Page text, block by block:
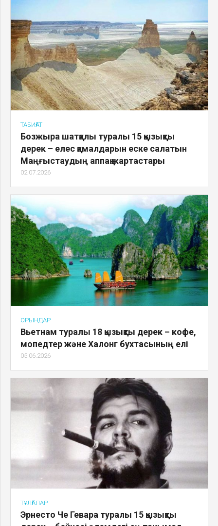
ТАБИҒАТ
Бозжыра шатқалы туралы 15 қызықты
дерек – елес қамалдарын еске салатын
Маңғыстаудың аппақ жартастары
02.07.2026
ОРЫНДАР
Вьетнам туралы 18 қызықты дерек – кофе,
мопедтер және Халонг бухтасының елі
05.06.2026
ТҰЛҒАЛАР
Эрнесто Че Гевара туралы 15 қызықты